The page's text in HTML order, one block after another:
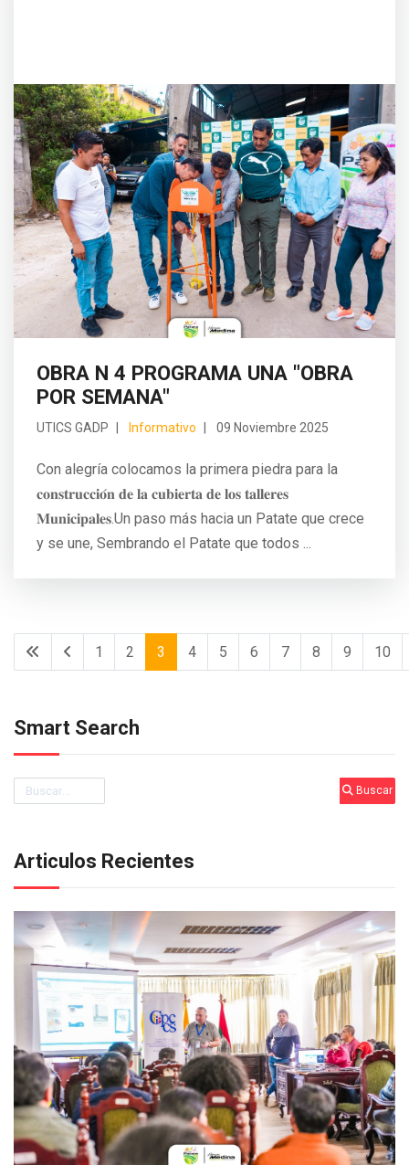
OBRA N 4 PROGRAMA UNA "OBRA
POR SEMANA"
UTICS GADP Informativo 09 Noviembre 2025
Con alegría colocamos la primera piedra para la
𝐜𝐨𝐧𝐬𝐭𝐫𝐮𝐜𝐜𝐢𝐨́𝐧 𝐝𝐞 𝐥𝐚 𝐜𝐮𝐛𝐢𝐞𝐫𝐭𝐚 𝐝𝐞 𝐥𝐨𝐬 𝐭𝐚𝐥𝐥𝐞𝐫𝐞𝐬
𝐌𝐮𝐧𝐢𝐜𝐢𝐩𝐚𝐥𝐞𝐬.Un paso más hacia un Patate que crece
y se une, Sembrando el Patate que todos ...
1 2 3 4 5 6 7 8 9 10
Smart Search
Buscar Buscar
Articulos Recientes